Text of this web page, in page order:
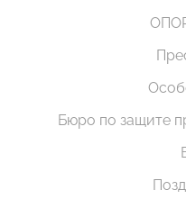
Бюро по защите